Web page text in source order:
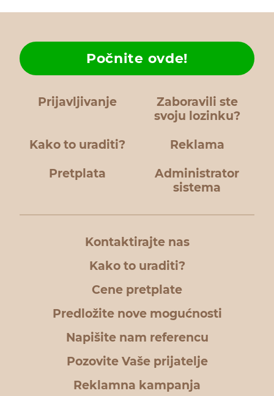
Prijavljivanje
Zaboravili ste
svoju lozinku?
Kako to uraditi?
Počnite ovde!
Reklama
Pretplata
Administrator
sistema
Kontaktirajte nas
Kako to uraditi?
Cene pretplate
Predložite nove mogućnosti
Napišite nam referencu
Pozovite Vaše prijatelje
Reklamna kampanja